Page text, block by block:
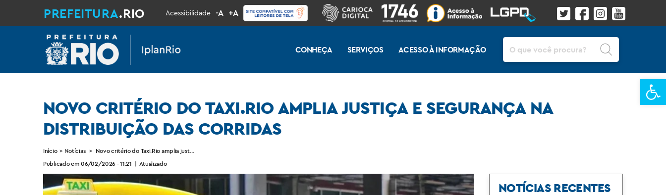
PREFEITURA.RIO Acessibilidade -A +A
CONHEÇA SERVIÇOS ACESSO À INFORMAÇÃO
NOVO CRITÉRIO DO TAXI.RIO AMPLIA JUSTIÇA E SEGURANÇA NA
DISTRIBUIÇÃO DAS CORRIDAS
Início > Notícias > Novo critério do Taxi.Rio amplia justiça e segurança na distribuição das corridas
Publicado em 06/02/2026 - 11:21 | Atualizado
NOTÍCIAS RECENTES